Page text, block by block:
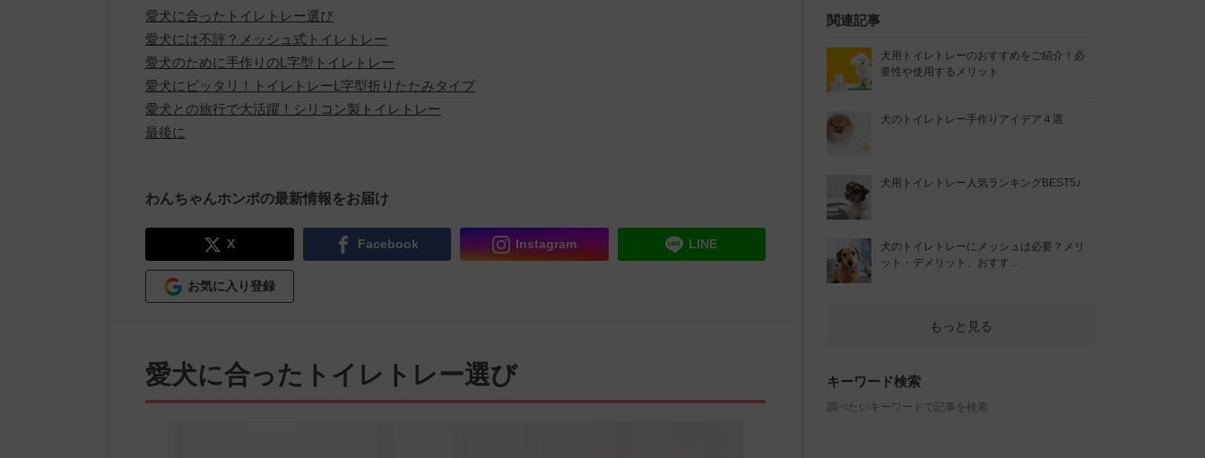
愛犬に合ったトイレトレー選び
愛犬には不評？メッシュ式トイレトレー
愛犬のために手作りのL字型トイレトレー
愛犬にピッタリ！トイレトレーL字型折りたたみタイプ
愛犬との旅行で大活躍！シリコン製トイレトレー
最後に
わんちゃんホンポの最新情報をお届け
X Facebook Instagram LINE
お気に入り登録
愛犬に合ったトイレトレー選び
関連記事
犬用トイレトレーのおすすめをご紹介！必
要性や使用するメリット
犬のトイレトレー手作りアイデア４選
犬用トイレトレー人気ランキングBEST5♪
犬のトイレトレーにメッシュは必要？メリ
ット・デメリット、おすす…
もっと見る
キーワード検索
調べたいキーワードで記事を検索